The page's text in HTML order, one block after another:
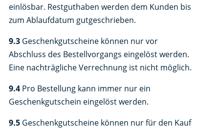
einlösbar. Restguthaben werden dem Kunden bis
zum Ablaufdatum gutgeschrieben.
9.3Geschenkgutscheine können nur vor
Abschluss des Bestellvorgangs eingelöst werden.
Eine nachträgliche Verrechnung ist nicht möglich.
9.4Pro Bestellung kann immer nur ein
Geschenkgutschein eingelöst werden.
9.5Geschenkgutscheine können nur für den Kauf